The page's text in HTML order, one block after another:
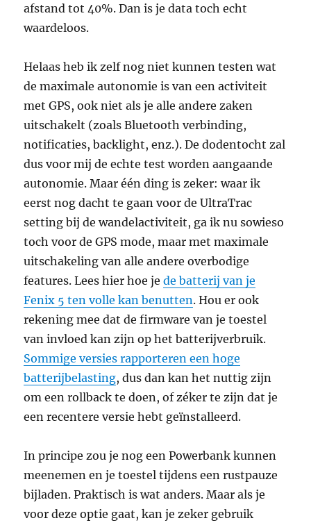
afstand tot 40%. Dan is je data toch echt
waardeloos.
Helaas heb ik zelf nog niet kunnen testen wat
de maximale autonomie is van een activiteit
met GPS, ook niet als je alle andere zaken
uitschakelt (zoals Bluetooth verbinding,
notificaties, backlight, enz.). De dodentocht zal
dus voor mij de echte test worden aangaande
autonomie. Maar één ding is zeker: waar ik
eerst nog dacht te gaan voor de UltraTrac
setting bij de wandelactiviteit, ga ik nu sowieso
toch voor de GPS mode, maar met maximale
uitschakeling van alle andere overbodige
features. Lees hier hoe jede batterij van je
Fenix 5 ten volle kan benutten. Hou er ook
rekening mee dat de firmware van je toestel
van invloed kan zijn op het batterijverbruik.
Sommige versies rapporteren een hoge
batterijbelasting, dus dan kan het nuttig zijn
om een rollback te doen, of zéker te zijn dat je
een recentere versie hebt geïnstalleerd.
In principe zou je nog een Powerbank kunnen
meenemen en je toestel tijdens een rustpauze
bijladen. Praktisch is wat anders. Maar als je
voor deze optie gaat, kan je zeker gebruik